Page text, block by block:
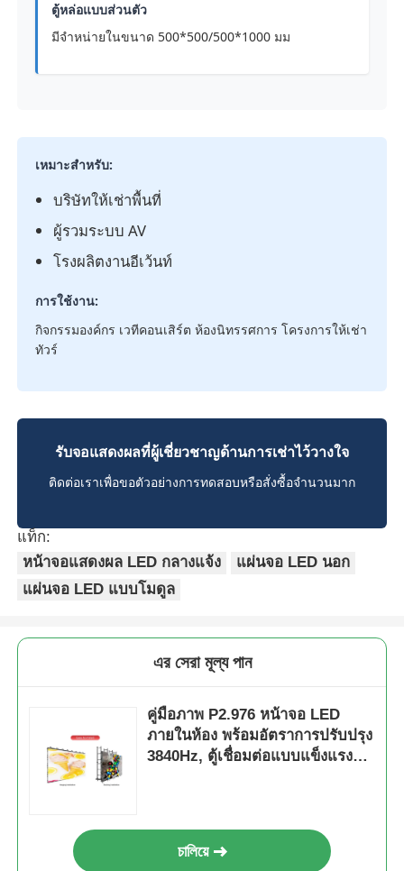
ตู้หล่อแบบส่วนตัว
มีจำหน่ายในขนาด 500*500/500*1000 มม
เหมาะสำหรับ:
บริษัทให้เช่าพื้นที่
ผู้รวมระบบ AV
โรงผลิตงานอีเว้นท์
การใช้งาน:
กิจกรรมองค์กร เวทีคอนเสิร์ต ห้องนิทรรศการ โครงการให้เช่า
ทัวร์
รับจอแสดงผลที่ผู้เชี่ยวชาญด้านการเช่าไว้วางใจ
ติดต่อเราเพื่อขอตัวอย่างการทดสอบหรือสั่งซื้อจำนวนมาก
แท็ก:
หน้าจอแสดงผล LED กลางแจ้ง
แผ่นจอ LED นอก
แผ่นจอ LED แบบโมดูล
এর সেরা মূল্য পান
คู่มือภาพ P2.976 หน้าจอ LED
ภายในห้อง พร้อมอัตราการปรับปรุง
3840Hz, ตู้เชื่อมต่อแบบแข็งแรง
চালিয়ে